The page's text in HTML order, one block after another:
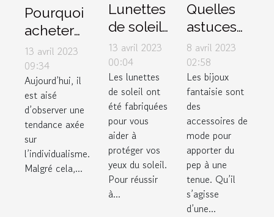
Pourquoi
acheter
des
vêtements
dans une
boutique
de couple
?
13 avril 2023
09:34
Aujourd’hui, il
est aisé
d’observer une
tendance axée
sur
l’individualisme.
Malgré cela,...
Lunettes
de soleil :
3 critères
pour
faire de
bon
choix
13 avril 2023
00:04
Les lunettes
de soleil ont
été fabriquées
pour vous
aider à
protéger vos
yeux du soleil.
Pour réussir
à...
Quelles
astuces
pour un
bon
choix de
bijoux
fantaisie
?
8 avril 2023
02:58
Les bijoux
fantaisie sont
des
accessoires de
mode pour
apporter du
pep à une
tenue. Qu’il
s’agisse
d’une...